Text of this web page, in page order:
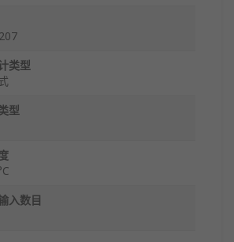
类型
型
入数目